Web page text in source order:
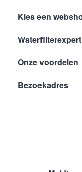
Kies een
Onze voordelen
Bezoekadres